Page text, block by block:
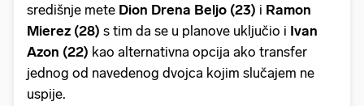
središnje mete Dion Drena Beljo (23) i Ramon
Mierez (28) s tim da se u planove uključio i Ivan
Azon (22) kao alternativna opcija ako transfer
jednog od navedenog dvojca kojim slučajem ne
uspije.